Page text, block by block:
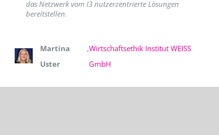
das Netzwerk vom I3 nutzerzentrierte Lösungen
bereitstellen.
Martina
Uster
,Wirtschaftsethik Institut WEISS
GmbH